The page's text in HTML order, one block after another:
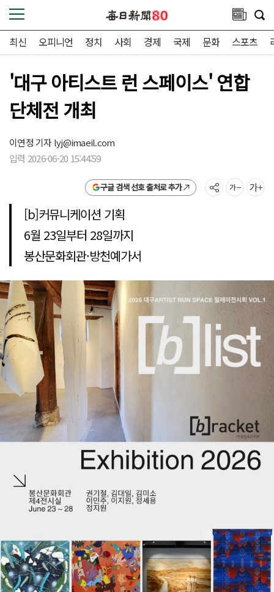
최신 오피니언 정치 사회 경제 국제 문화 스포츠
'대구 아티스트 런 스페이스' 연합
단체전 개최
이연정 기자lyj@imaeil.com
입력 2026-06-20 15:44:59
구글 검색 선호 출처로 추가
[b]커뮤니케이션 기획
6월 23일부터 28일까지
봉산문화회관·방천예가서